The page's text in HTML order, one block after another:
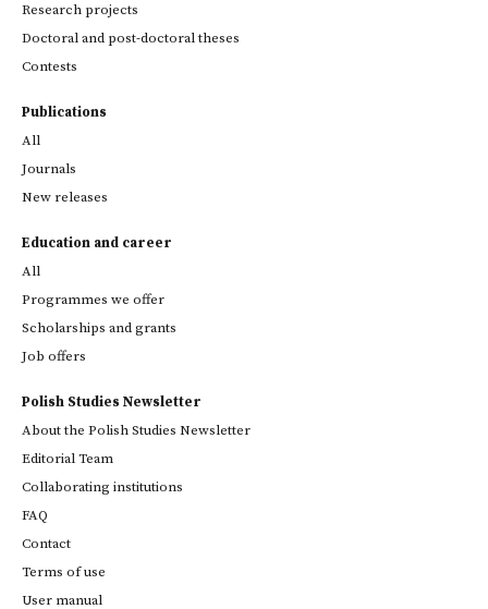
Research projects
Doctoral and post-doctoral theses
Contests
Publications
All
Journals
New releases
Education and career
All
Programmes we offer
Scholarships and grants
Job offers
Polish Studies Newsletter
About the Polish Studies Newsletter
Editorial Team
Collaborating institutions
FAQ
Contact
Terms of use
User manual